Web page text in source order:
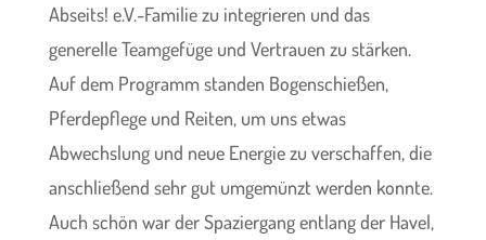
Abseits! e.V.-Familie zu integrieren und das
generelle Teamgefüge und Vertrauen zu stärken.
Auf dem Programm standen Bogenschießen,
Pferdepflege und Reiten, um uns etwas
Abwechslung und neue Energie zu verschaffen, die
anschließend sehr gut umgemünzt werden konnte.
Auch schön war der Spaziergang entlang der Havel,